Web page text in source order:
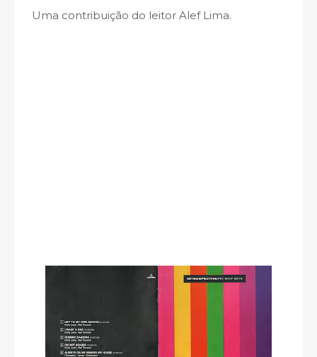
Uma contribuição do leitor Alef Lima.